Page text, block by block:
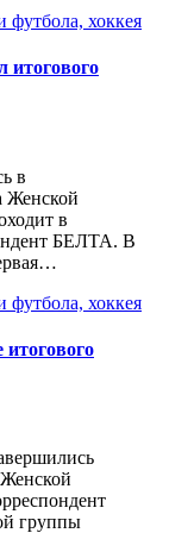
футбола, хоккея
итогового
в
Женской
в
БЕЛТА. В
футбола, хоккея
группы